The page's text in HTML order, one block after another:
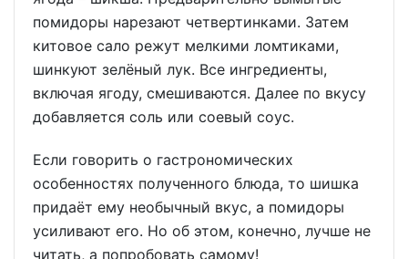
помидоры нарезают четвертинками. Затем
китовое сало режут мелкими ломтиками,
шинкуют зелёный лук. Все ингредиенты,
включая ягоду, смешиваются. Далее по вкусу
добавляется соль или соевый соус.
Если говорить о гастрономических
особенностях полученного блюда, то шишка
придаёт ему необычный вкус, а помидоры
усиливают его. Но об этом, конечно, лучше не
читать, а попробовать самому!